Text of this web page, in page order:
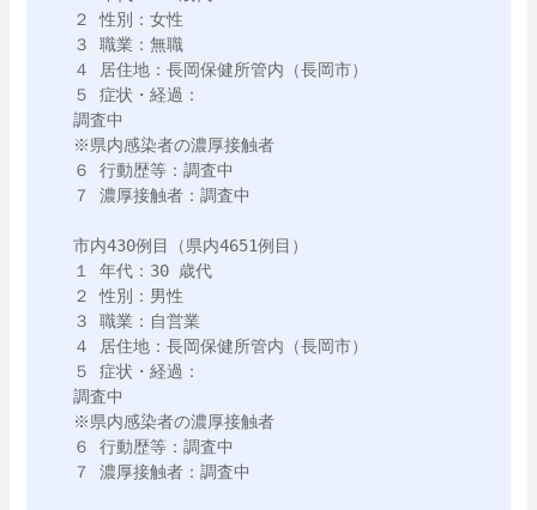
２ 性別：女性
３ 職業：無職
４ 居住地：長岡保健所管内（長岡市）
５ 症状・経過：
調査中
※県内感染者の濃厚接触者
６ 行動歴等：調査中
７ 濃厚接触者：調査中
市内430例目（県内4651例目）
１ 年代：30 歳代
２ 性別：男性
３ 職業：自営業
４ 居住地：長岡保健所管内（長岡市）
５ 症状・経過：
調査中
※県内感染者の濃厚接触者
６ 行動歴等：調査中
７ 濃厚接触者：調査中